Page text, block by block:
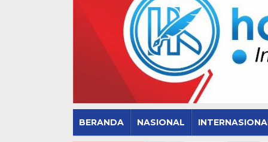
BERANDA NASIONAL